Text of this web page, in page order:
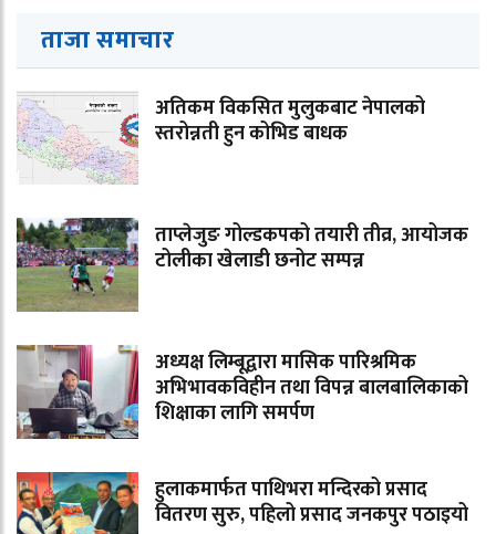
ताजा समाचार
अतिकम विकसित मुलुकबाट नेपालको
स्तरोन्नती हुन कोभिड बाधक
ताप्लेजुङ गोल्डकपको तयारी तीव्र, आयोजक
टोलीका खेलाडी छनोट सम्पन्न
अध्यक्ष लिम्बूद्वारा मासिक पारिश्रमिक
अभिभावकविहीन तथा विपन्न बालबालिकाको
शिक्षाका लागि समर्पण
हुलाकमार्फत पाथिभरा मन्दिरको प्रसाद
वितरण सुरु, पहिलो प्रसाद जनकपुर पठाइयो